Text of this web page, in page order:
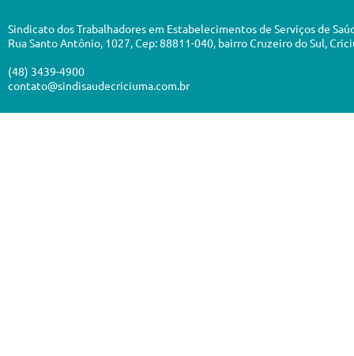
Sindicato dos Trabalhadores em Estabelecimentos de Serviços de
Rua Santo Antônio, 1027, Cep: 88811-040, bairro Cruzeiro do Sul,
(48) 3439-4900
contato@sindisaudecriciuma.com.br